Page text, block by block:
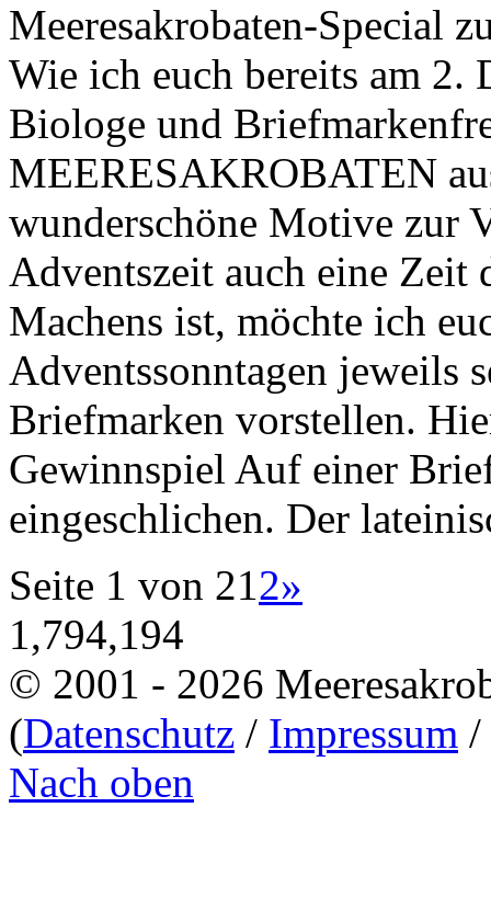
Meeresakrobaten-Special
Wie ich euch bereits am 2.
Biologe und
MEERESAKROBATEN
wunderschöne Motive zur
Adventszeit auch eine Zeit
Machens ist, möchte ich
Adventssonntagen jeweils
Briefmarken vorstellen.
Gewinnspiel Auf einer
eingeschlichen. Der
Seite 1 von 212»
1,794,194
© 2001 - 2026
(Datenschutz / Impressum /
Nach oben